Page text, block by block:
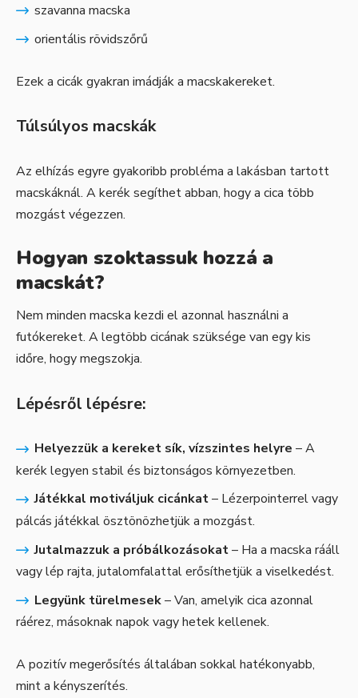
szavanna macska
orientális rövidszőrű
Ezek a cicák gyakran imádják a macskakereket.
Túlsúlyos macskák
Az elhízás egyre gyakoribb probléma a lakásban tartott
macskáknál. A kerék segíthet abban, hogy a cica több
mozgást végezzen.
Hogyan szoktassuk hozzá a
macskát?
Nem minden macska kezdi el azonnal használni a
futókereket. A legtöbb cicának szüksége van egy kis
időre, hogy megszokja.
Lépésről lépésre:
Helyezzük a kereket sík, vízszintes helyre – A
kerék legyen stabil és biztonságos környezetben.
Játékkal motiváljuk cicánkat– Lézerpointerrel vagy
pálcás játékkal ösztönözhetjük a mozgást.
Jutalmazzuk a próbálkozásokat– Ha a macska rááll
vagy lép rajta, jutalomfalattal erősíthetjük a viselkedést.
Legyünk türelmesek– Van, amelyik cica azonnal
ráérez, másoknak napok vagy hetek kellenek.
A pozitív megerősítés általában sokkal hatékonyabb,
mint a kényszerítés.